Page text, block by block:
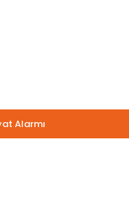
Alarmı